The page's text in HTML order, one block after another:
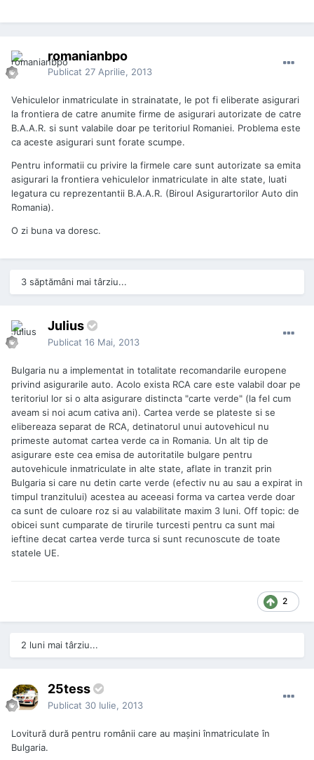
romanianbpo
Publicat 27 Aprilie, 2013
Vehiculelor inmatriculate in strainatate, le pot fi eliberate asigurari
la frontiera de catre anumite firme de asigurari autorizate de catre
B.A.A.R. si sunt valabile doar pe teritoriul Romaniei. Problema este
ca aceste asigurari sunt forate scumpe.
Pentru informatii cu privire la firmele care sunt autorizate sa emita
asigurari la frontiera vehiculelor inmatriculate in alte state, luati
legatura cu reprezentantii B.A.A.R. (Biroul Asigurartorilor Auto din
Romania).
O zi buna va doresc.
3 săptămâni mai târziu...
Julius
Publicat 16 Mai, 2013
Bulgaria nu a implementat in totalitate recomandarile europene
privind asigurarile auto. Acolo exista RCA care este valabil doar pe
teritoriul lor si o alta asigurare distincta "carte verde" (la fel cum
aveam si noi acum cativa ani). Cartea verde se plateste si se
elibereaza separat de RCA, detinatorul unui autovehicul nu
primeste automat cartea verde ca in Romania. Un alt tip de
asigurare este cea emisa de autoritatile bulgare pentru
autovehicule inmatriculate in alte state, aflate in tranzit prin
Bulgaria si care nu detin carte verde (efectiv nu au sau a expirat in
timpul tranzitului) acestea au aceeasi forma va cartea verde doar
ca sunt de culoare roz si au valabilitate maxim 3 luni. Off topic: de
obicei sunt cumparate de tirurile turcesti pentru ca sunt mai
ieftine decat cartea verde turca si sunt recunoscute de toate
statele UE.
2
2 luni mai târziu...
25tess
Publicat 30 Iulie, 2013
Lovitură dură pentru românii care au maşini înmatriculate în
Bulgaria.